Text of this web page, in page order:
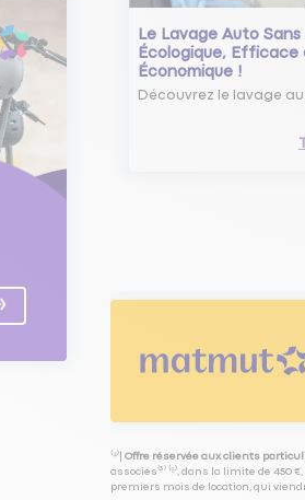
Le Lavage Auto Sans
Écologique, Efficace
Économique !
Découvrez le lavage
⁽⁴⁾| Offre réservée aux clients
associés⁽³⁾ ⁽⁵⁾, dans la limite de 450 €,
premiers mois de location, qui